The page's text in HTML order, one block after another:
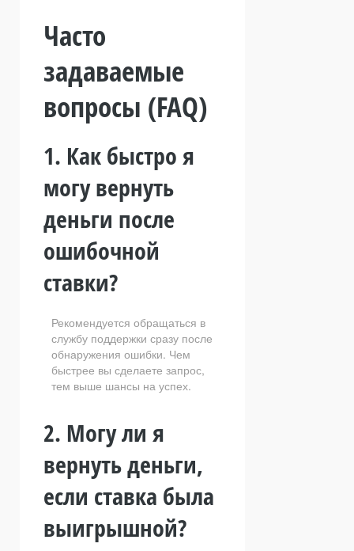
Часто
задаваемые
вопросы (FAQ)
1. Как быстро я
могу вернуть
деньги после
ошибочной
ставки?
Рекомендуется обращаться в
службу поддержки сразу после
обнаружения ошибки. Чем
быстрее вы сделаете запрос,
тем выше шансы на успех.
2. Могу ли я
вернуть деньги,
если ставка была
выигрышной?